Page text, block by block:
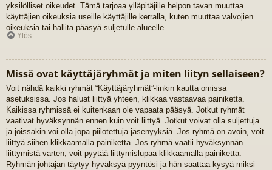
yksilölliset oikeudet. Tämä tarjoaa ylläpitäjille helpon tavan muuttaa
käyttäjien oikeuksia useille käyttäjille kerralla, kuten muuttaa valvojien
oikeuksia tai hallita pääsyä suljetulle alueelle.
Ylös
Missä ovat käyttäjäryhmät ja miten liityn sellaiseen?
Voit nähdä kaikki ryhmät “Käyttäjäryhmät”-linkin kautta omissa
asetuksissa. Jos haluat liittyä yhteen, klikkaa vastaavaa painiketta.
Kaikissa ryhmissä ei kuitenkaan ole vapaata pääsyä. Jotkut ryhmät
vaativat hyväksynnän ennen kuin voit liittyä. Jotkut voivat olla suljettuja
ja joissakin voi olla jopa piilotettuja jäsenyyksiä. Jos ryhmä on avoin, voit
liittyä siihen klikkaamalla painiketta. Jos ryhmä vaatii hyväksynnän
liittymistä varten, voit pyytää liittymislupaa klikkaamalla painiketta.
Ryhmän johtajan täytyy hyväksyä pyyntösi ja hän saattaa kysyä miksi